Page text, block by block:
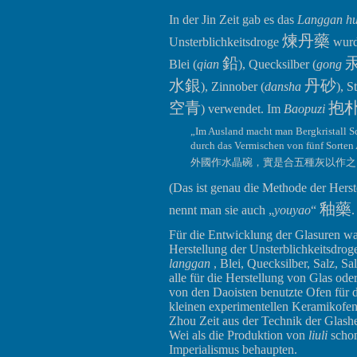
In der Jin Zeit gab es das Langgan
Unsterblichkeitsdroge 煉丹藥
Blei (qian 鉛), Quecksilber (gong
水銀), Zinnober (dansha 丹砂),
空青) verwendet. Im Baopuzi 抱
„Im Ausland macht man Bergkristall
durch das Vermischen von fünf Sorten
外國作水晶碗，實是合五種灰以作
(Das ist genau die Methode der
nennt man sie auch „youyao“ 釉藥.
Für die Entwicklung der Glasuren
Herstellung der
langgan , Blei, Quecksilber, Salz,
alle für die Herstellung von Glas
von den Daoisten benutzte Ofen für
kleinen experimentellen
Zhou Zeit aus der Technik der
Wei als die Produktion von liuli
Imperialismus behaupten.